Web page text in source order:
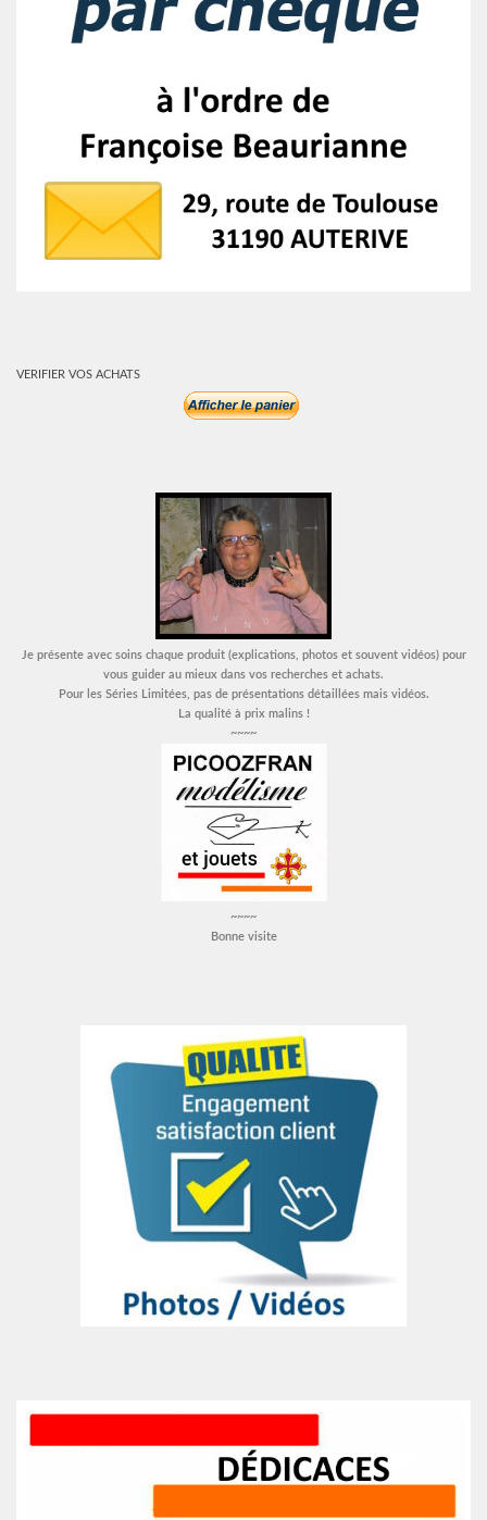
VERIFIER VOS ACHATS
Je présente avec soins chaque produit (explications, photos et souvent vidéos) pour
vous guider au mieux dans vos recherches et achats.
Pour les Séries Limitées, pas de présentations détaillées mais vidéos.
La qualité à prix malins !
~~~~
~~~~
Bonne visite